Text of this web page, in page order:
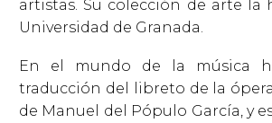
artistas. Su colección de arte la
Universidad de Granada.
En el mundo de la música
traducción del libreto de la ópera
de Manuel del Pópulo García, y